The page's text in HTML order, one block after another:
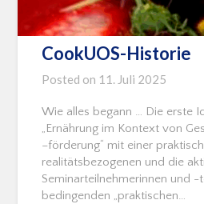
CookUOS-Historie
Posted on 11. Juli 2025
Wie alles begann … Die erste
„Ernährung im Kontext von
–förderung“ mit einer
realitätsbezogenen und die
Seminarteilnehmerinnen und -
bedingenden „praktischen…